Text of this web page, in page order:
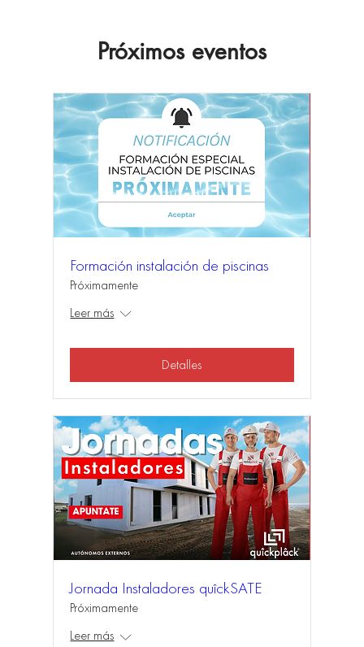
Próximos eventos
Formación instalación de piscinas
Próximamente
Leer más
Detalles
Jornada Instaladores quîckSATE
Próximamente
Leer más